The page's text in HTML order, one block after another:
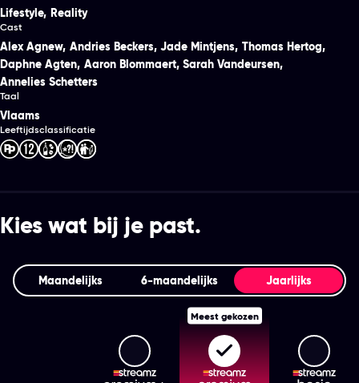
Lifestyle, Reality
Cast
Alex Agnew, Andries Beckers, Jade Mintjens, Thomas Hertog,
Daphne Agten, Aaron Blommaert, Sarah Vandeursen,
Annelies Schetters
Taal
Vlaams
Leeftijdsclassificatie
Kies wat bij je past.
Maandelijks 6‑maandelijks Jaarlijks
Streamz Premium+
Meest gekozen
Streamz Premium